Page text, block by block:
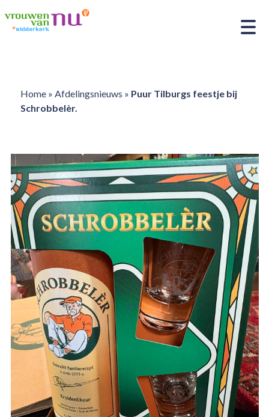
Home» Afdelingsnieuws » Puur Tilburgs feestje bij
Schrobbelèr.